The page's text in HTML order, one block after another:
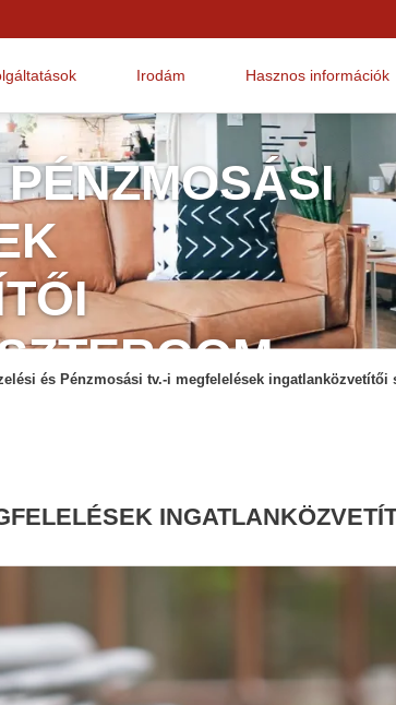
Irodám Hasznos információk
és Pénzmosási tv.-i megfelelések ingatlanközvetítői